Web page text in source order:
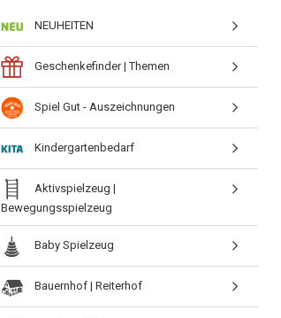
NEUHEITEN
Geschenkefinder | Themen
Spiel Gut - Auszeichnungen
Kindergartenbedarf
Aktivspielzeug |
Bewegungsspielzeug
Baby Spielzeug
Bauernhof | Reiterhof